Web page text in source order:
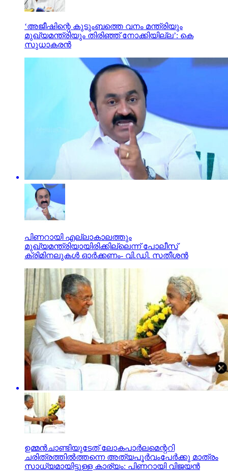
‘അജീഷിന്റെ കുടുംബത്തെ വനം മന്ത്രിയും
മുഖ്യമന്ത്രിയും തിരിഞ്ഞ് നോക്കിയില്ല’: കെ
സുധാകരന്‍
പിണറായി എല്ലാകാലത്തും
മുഖ്യമന്ത്രിയായിരിക്കില്ലെന്ന് പോലീസ്
ക്രിമിനലുകൾ ഓർക്കണം- വി.ഡി. സതീശൻ
ഉമ്മന്‍ചാണ്ടിയുടേത് ലോകപാര്‍ലമെന്ററി
ചരിത്രത്തില്‍ത്തന്നെ അത്യപൂര്‍വംപേര്‍ക്കു മാത്രം
സാധ്യമായിട്ടുള്ള കാര്യം: പിണറായി വിജയന്‍